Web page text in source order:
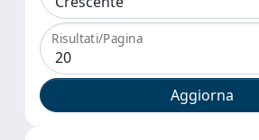
Risultati/Pagina